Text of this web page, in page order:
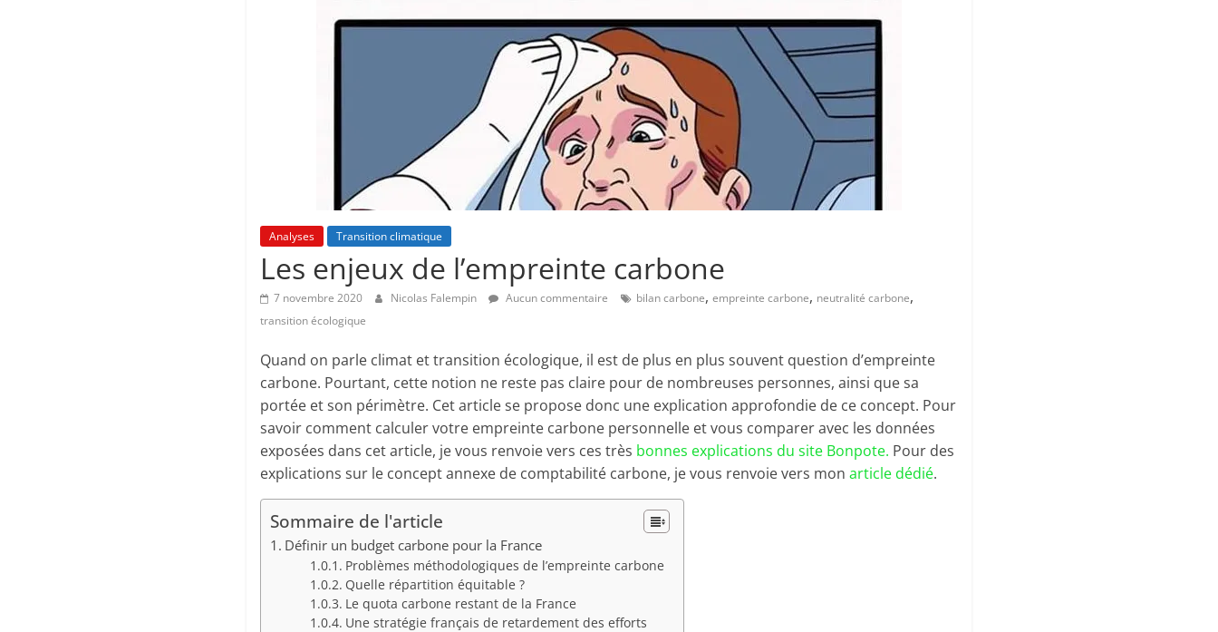
Analyses Transition climatique
Les enjeux de l’empreinte carbone
7 novembre 2020 Nicolas Falempin Aucun commentaire bilan carbone, empreinte carbone, neutralité carbone,
transition écologique
Quand on parle climat et transition écologique, il est de plus en plus souvent question d’empreinte
carbone. Pourtant, cette notion ne reste pas claire pour de nombreuses personnes, ainsi que sa
portée et son périmètre. Cet article se propose donc une explication approfondie de ce concept. Pour
savoir comment calculer votre empreinte carbone personnelle et vous comparer avec les données
exposées dans cet article, je vous renvoie vers ces très bonnes explications du site Bonpote. Pour des
explications sur le concept annexe de comptabilité carbone, je vous renvoie vers mon article dédié.
Sommaire de l'article
Définir un budget carbone pour la France
Problèmes méthodologiques de l’empreinte carbone
Quelle répartition équitable ?
Le quota carbone restant de la France
Une stratégie français de retardement des efforts